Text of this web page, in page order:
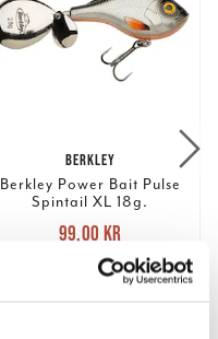
BERKLEY
Berkley Power Bait Pulse
Spintail XL 18g.
Nuvarande pris
99,00 krTidigare pris
129,00 kr
99,00 kr
129,00 kr
FINNS I LAGER.